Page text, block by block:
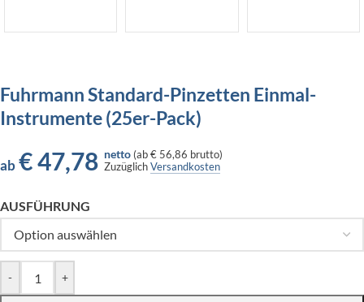
Fuhrmann Standard-Pinzetten Einmal-
Instrumente (25er-Pack)
ab €47,78 netto (ab€ 56,86 brutto)
ZuzüglichVersandkosten
AUSFÜHRUNG
- +